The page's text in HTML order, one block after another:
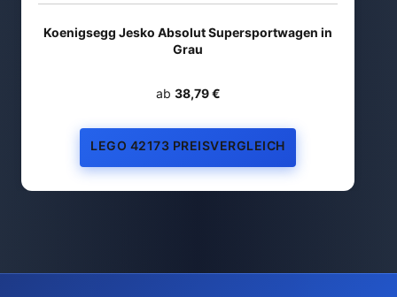
Koenigsegg Jesko Absolut Supersportwagen in
Grau
ab 38,79 €
LEGO 42173 PREISVERGLEICH